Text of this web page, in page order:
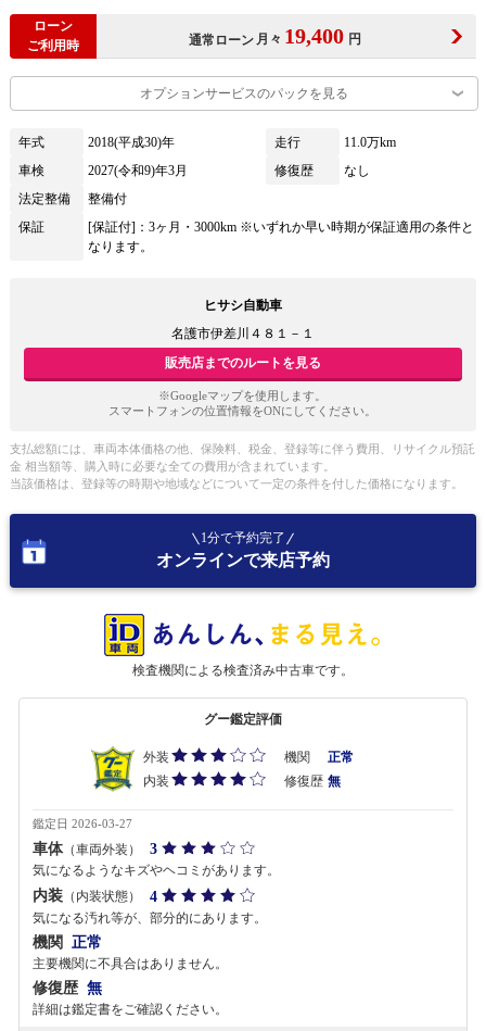
ローン
ご利用時
通常ローン 月々 19,400 円
オプションサービスのパックを見る
年式 2018(平成30)年 走行
11.0万km
車検
2027(令和9)年3月 修復歴
なし
法定整備
整備付
保証
[保証付]：3ヶ月・3000km ※いずれか早い時期が保証適用の条件と
なります。
ヒサシ自動車
名護市伊差川４８１－１
販売店までのルートを見る
※Googleマップを使用します。
スマートフォンの位置情報をONにしてください。
支払総額には、車両本体価格の他、保険料、税金、登録等に伴う費用、リサイクル預託
金 相当額等、購入時に必要な全ての費用が含まれています。
当該価格は、登録等の時期や地域などについて一定の条件を付した価格になります。
1分で予約完了
オンラインで来店予約
検査機関による検査済み中古車です。
グー鑑定評価
外装 機関
正常
内装
修復歴 無
鑑定日 2026-03-27
車体（車両外装） 3
気になるようなキズやヘコミがあります。
内装 （内装状態） 4
気になる汚れ等が、部分的にあります。
機関 正常
主要機関に不具合はありません。
修復歴 無
詳細は鑑定書をご確認ください。